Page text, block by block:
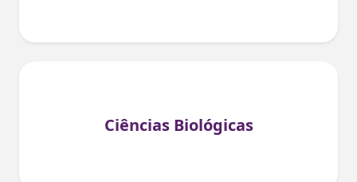
Ciências Biológicas